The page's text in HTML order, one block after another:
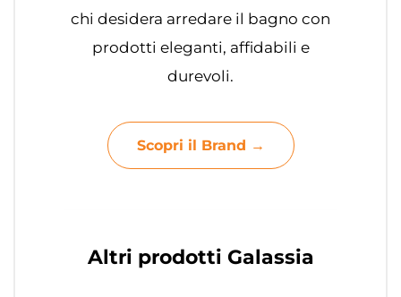
chi desidera arredare il bagno con
prodotti eleganti, affidabili e
durevoli.
Scopri il Brand →
Altri prodotti Galassia